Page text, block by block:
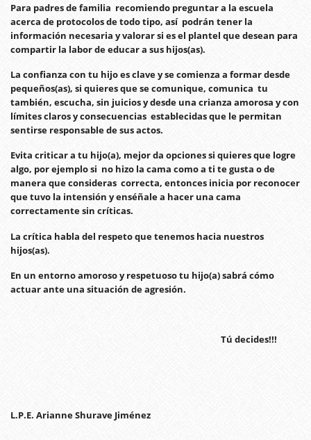
Para padres de familia recomiendo preguntar a la escuela
acerca de protocolos de todo tipo, así podrán tener la
información necesaria y valorar si es el plantel que desean para
compartir la labor de educar a sus hijos(as).
La confianza con tu hijo es clave y se comienza a formar desde
pequeños(as), si quieres que se comunique, comunica tu
también, escucha, sin juicios y desde una crianza amorosa y con
límites claros y consecuencias establecidas que le permitan
sentirse responsable de sus actos.
Evita criticar a tu hijo(a), mejor da opciones si quieres que logre
algo, por ejemplo si no hizo la cama como a ti te gusta o de
manera que consideras correcta, entonces inicia por reconocer
que tuvo la intensión y enséñale a hacer una cama
correctamente sin críticas.
La crítica habla del respeto que tenemos hacia nuestros
hijos(as).
En un entorno amoroso y respetuoso tu hijo(a) sabrá cómo
actuar ante una situación de agresión.
Tú decides!!!
L.P.E. Arianne Shurave Jiménez